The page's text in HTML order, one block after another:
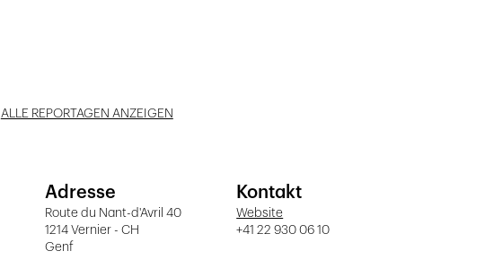
ALLE REPORTAGEN ANZEIGEN
Adresse
Route du Nant-d'Avril 40
1214 Vernier - CH
Genf
Kontakt
Website
+41 22 930 06 10